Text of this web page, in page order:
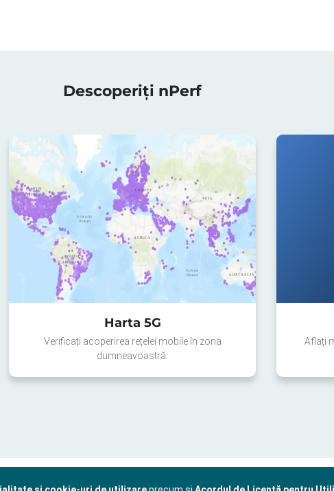
Descoperiți nPerf
Harta 5G
Verificați acoperirea rețelei mobile în zona
dumneavoastră.
Aflați